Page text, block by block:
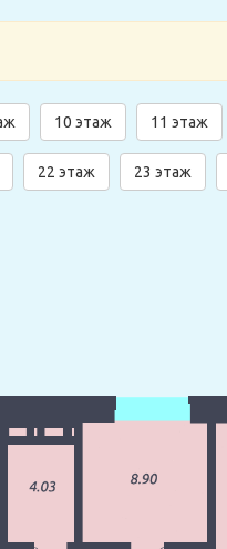
10 этаж 11 этаж
22 этаж 23 этаж